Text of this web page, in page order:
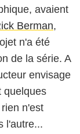
avaient
Berman,
n'a été
de la série. A
envisage
quelques
n'est
l'autre...